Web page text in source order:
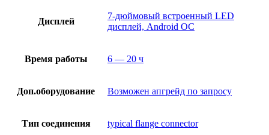
Дисплей
7-дюймовый встроенный LED
дисплей, Android OС
Время работы 6 — 20 ч
Доп.оборудование Возможен апгрейд по запросу
Тип соединения typical flange connector